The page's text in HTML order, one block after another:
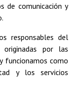
de comunicación y
responsables del
originadas por las
funcionamos como
y los servicios